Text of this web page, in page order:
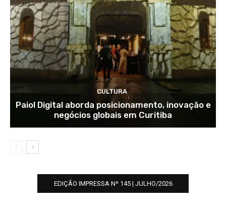
CULTURA
Paiol Digital aborda posicionamento, inovação e
negócios globais em Curitiba
EDIÇÃO IMPRESSA Nº 145 | JULHO/2026